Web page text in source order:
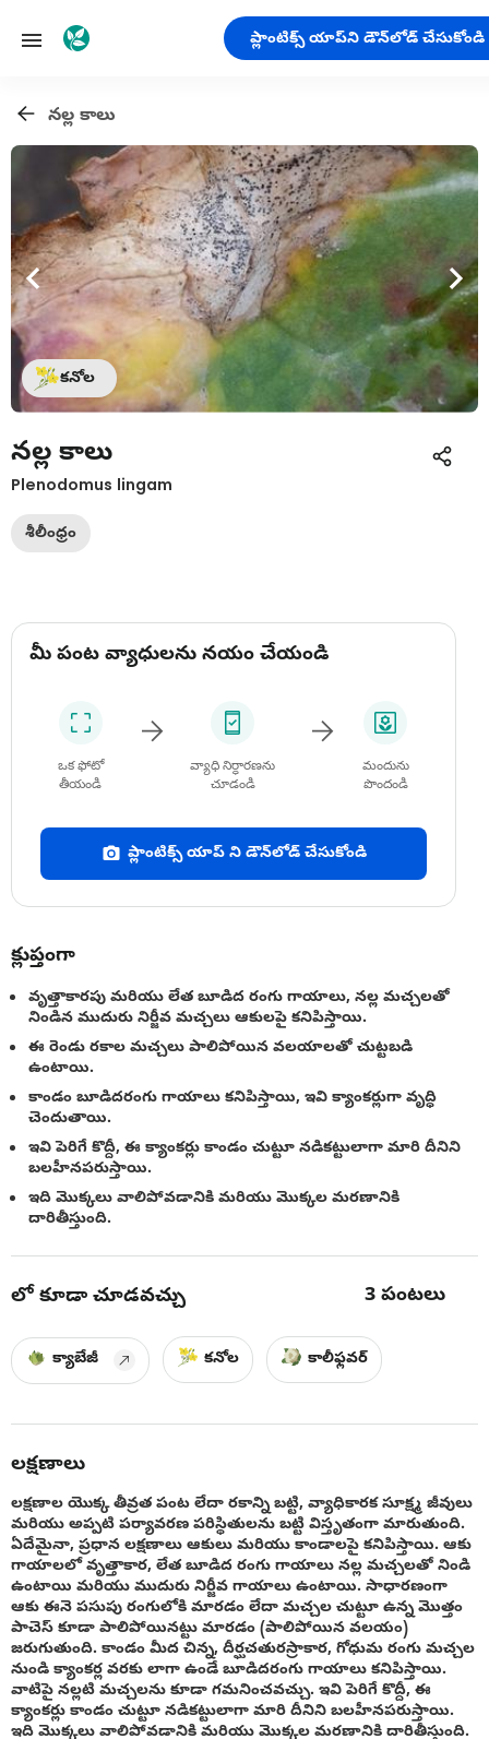
ప్లాంటిక్స్ యాప్‌ని డౌన్‌లోడ్ చేసుకోండి
నల్ల కాలు
కనోల
నల్ల కాలు
Plenodomus lingam
శీలీంధ్రం
మీ పంట వ్యాధులను నయం చేయండి
ఒక ఫోటో
తీయండి
వ్యాధి నిర్ధారణను
చూడండి
మందును
పొందండి
ప్లాంటిక్స్ యాప్ ని డౌన్‌లోడ్ చేసుకోండి
క్లుప్తంగా
వృత్తాకారపు మరియు లేత బూడిద రంగు గాయాలు, నల్ల మచ్చలతో
నిండిన ముదురు నిర్జీవ మచ్చలు ఆకులపై కనిపిస్తాయి.
ఈ రెండు రకాల మచ్చలు పాలిపోయిన వలయాలతో చుట్టబడి
ఉంటాయి.
కాండం బూడిదరంగు గాయాలు కనిపిస్తాయి, ఇవి క్యాంకర్లుగా వృద్ధి
చెందుతాయి.
ఇవి పెరిగే కొద్దీ, ఈ క్యాంకర్లు కాండం చుట్టూ నడికట్టులాగా మారి దీనిని
బలహీనపరుస్తాయి.
ఇది మొక్కలు వాలిపోవడానికి మరియు మొక్కల మరణానికి
దారితీస్తుంది.
లో కూడా చూడవచ్చు 3 పంటలు
క్యాబేజీ కనోల కాలీఫ్లవర్
లక్షణాలు
లక్షణాల యొక్క తీవ్రత పంట లేదా రకాన్ని బట్టి, వ్యాధికారక సూక్ష్మ జీవులు
మరియు అప్పటి పర్యావరణ పరిస్థితులను బట్టి విస్తృతంగా మారుతుంది.
ఏదేమైనా, ప్రధాన లక్షణాలు ఆకులు మరియు కాండాలపై కనిపిస్తాయి. ఆకు
గాయాలలో వృత్తాకార, లేత బూడిద రంగు గాయాలు నల్ల మచ్చలతో నిండి
ఉంటాయి మరియు ముదురు నిర్జీవ గాయాలు ఉంటాయి. సాధారణంగా
ఆకు ఈనె పసుపు రంగులోకి మారడం లేదా మచ్చల చుట్టూ ఉన్న మొత్తం
పాచెస్ కూడా పాలిపోయినట్టు మారడం (పాలిపోయిన వలయం)
జరుగుతుంది. కాండం మీద చిన్న, దీర్ఘచతురస్రాకార, గోధుమ రంగు మచ్చల
నుండి క్యాంకర్ల వరకు లాగా ఉండే బూడిదరంగు గాయాలు కనిపిస్తాయి.
వాటిపై నల్లటి మచ్చలను కూడా గమనించవచ్చు. ఇవి పెరిగే కొద్దీ, ఈ
క్యాంకర్లు కాండం చుట్టూ నడికట్టులాగా మారి దీనిని బలహీనపరుస్తాయి.
ఇది మొక్కలు వాలిపోవడానికి మరియు మొక్కల మరణానికి దారితీస్తుంది.